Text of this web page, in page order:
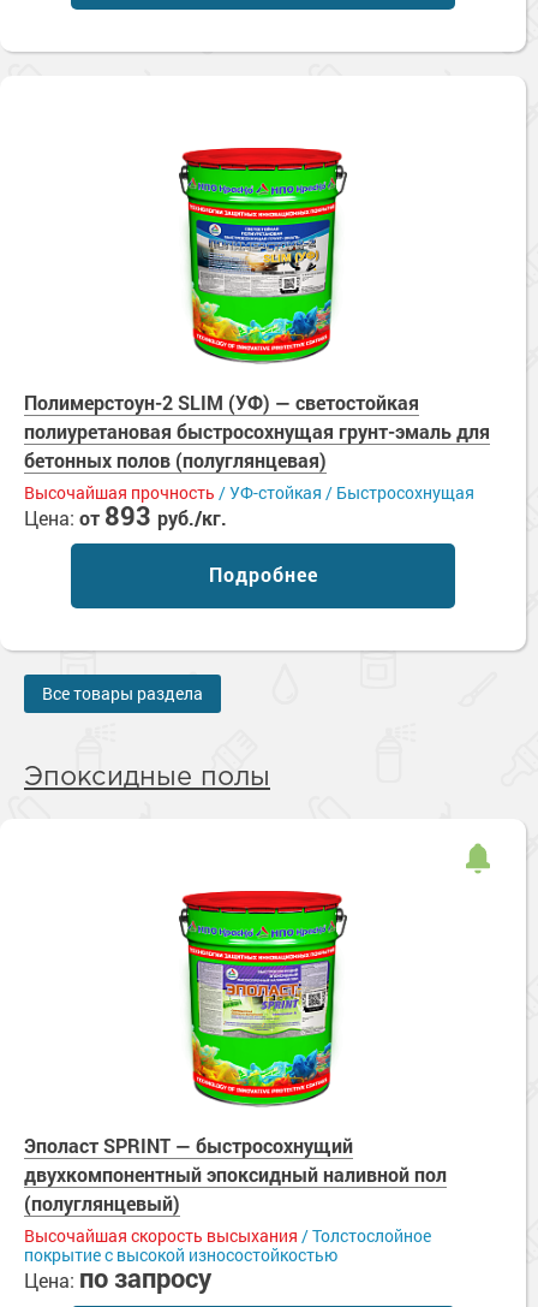
Сопутствующие товары
Морозостойкие краски для металла
Морозостойкие краски для фасада
Полимерстоун-2 SLIM (УФ) — светостойкая
полиуретановая быстросохнущая грунт-эмаль для
бетонных полов (полуглянцевая)
Высочайшая прочность / УФ-стойкая / Быстросохнущая
Цена: от 893 руб./кг.
Подробнее
Все товары раздела
Эпоксидные полы
Эполаст SPRINT — быстросохнущий
двухкомпонентный эпоксидный наливной пол
(полуглянцевый)
Высочайшая скорость высыхания / Толстослойное
покрытие с высокой износостойкостью
Цена: по запросу